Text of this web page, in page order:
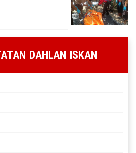
DAHLAN ISKAN